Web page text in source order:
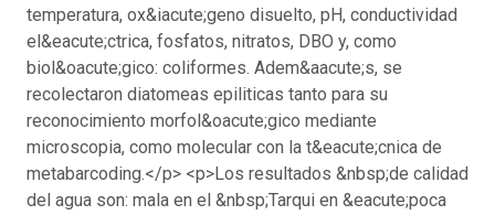
temperatura, ox&iacute;geno disuelto, pH, conductividad
el&eacute;ctrica, fosfatos, nitratos, DBO y, como
biol&oacute;gico: coliformes. Adem&aacute;s, se
recolectaron diatomeas epiliticas tanto para su
reconocimiento morfol&oacute;gico mediante
microscopia, como molecular con la t&eacute;cnica de
metabarcoding.</p> <p>Los resultados &nbsp;de calidad
del agua son: mala en el &nbsp;Tarqui en &eacute;poca